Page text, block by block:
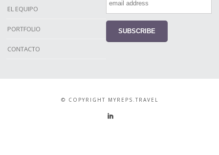
EL EQUIPO
PORTFOLIO
CONTACTO
© COPYRIGHT MYREPS.TRAVEL